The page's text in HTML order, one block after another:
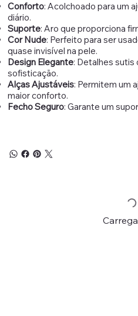
Conforto: Acolchoado para um
diário.
Suporte: Aro que proporciona
Cor Nude: Perfeito para ser
quase invisível na pele.
Design Elegante: Detalhes sutis
sofisticação.
Alças Ajustáveis: Permitem um
maior conforto.
Fecho Seguro: Garante um